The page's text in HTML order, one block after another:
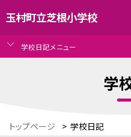
玉村町立芝根小学校
学校日記メニュー
学
トップページ > 学校日記